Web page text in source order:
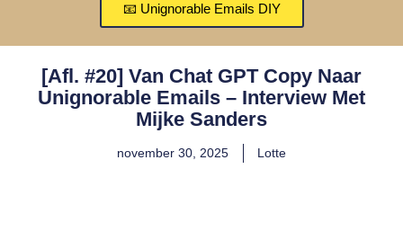
📧 Unignorable Emails DIY
[Afl. #20] Van Chat GPT Copy Naar
Unignorable Emails – Interview Met
Mijke Sanders
november 30, 2025 Lotte